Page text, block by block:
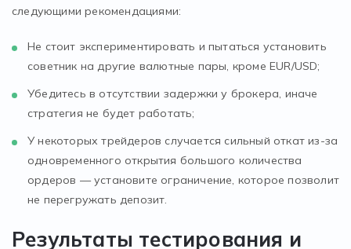
следующими рекомендациями:
Не стоит экспериментировать и пытаться установить
советник на другие валютные пары, кроме EUR/USD;
Убедитесь в отсутствии задержки у брокера, иначе
стратегия не будет работать;
У некоторых трейдеров случается сильный откат из-за
одновременного открытия большого количества
ордеров — установите ограничение, которое позволит
не перегружать депозит.
Результаты тестирования и